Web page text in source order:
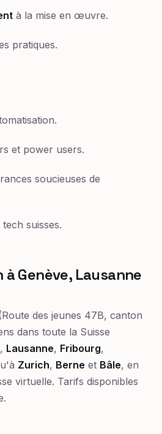
à la mise en œuvre.
pratiques.
et power users.
soucieuses de
suisses.
Genève, Lausanne
des jeunes 47B, canton
dans toute la Suisse
, Lausanne, Fribourg,
Zurich, Berne et Bâle, en
virtuelle. Tarifs disponibles